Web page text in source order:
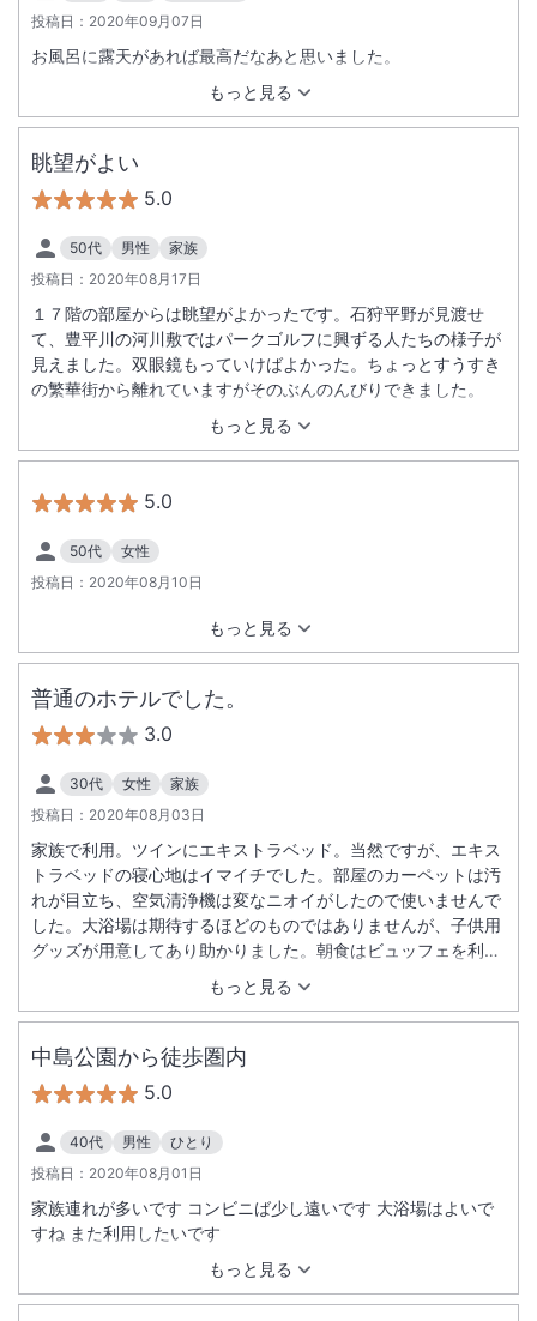
投稿日： 2020年09月07日
もっと見る
お風呂に露天があれば最高だなあと思いました。
眺望がよい
5.0
50代 男性
家族
投稿日： 2020年08月17日
もっと見る
１７階の部屋からは眺望がよかったです。石狩平野が見渡せ
て、豊平川の河川敷ではパークゴルフに興ずる人たちの様子が
見えました。双眼鏡もっていけばよかった。ちょっとすうすき
の繁華街から離れていますがそのぶんのんびりできました。
5.0
50代
女性
投稿日： 2020年08月10日
もっと見る
普通のホテルでした。
3.0
30代 女性
家族
投稿日： 2020年08月03日
もっと見る
家族で利用。ツインにエキストラベッド。当然ですが、エキス
トラベッドの寝心地はイマイチでした。部屋のカーペットは汚
れが目立ち、空気清浄機は変なニオイがしたので使いませんで
した。大浴場は期待するほどのものではありませんが、子供用
グッズが用意してあり助かりました。朝食はビュッフェを利用
しました。朝食にしては品数が多く満足です。クロワッサンと
杏仁豆腐が美味しかったです。
中島公園から徒歩圏内
5.0
40代 男性
ひとり
投稿日： 2020年08月01日
もっと見る
家族連れが多いです コンビニば少し遠いです 大浴場はよいで
すね また利用したいです